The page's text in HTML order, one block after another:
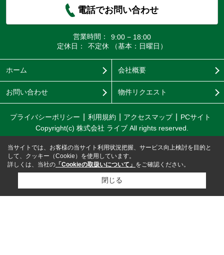
電話でお問い合わせ
営業時間：
9:00 − 18:00
定休日：
不定休 （基本：日曜日）
ホーム 会社概要
お問い合わせ 物件リクエスト
プライバシーポリシー 利用規約 アクセスマップ
PCサイト
Copyright(c) 株式会社 ライブ All rights reserved.
当サイトでは、お客様の当サイト利用状況把握、サービス向上検討を目的と
して、クッキー（Cookie）を使用しています。
詳しくは、当社の 「Cookieの取扱いについて」 をご確認ください。
閉じる